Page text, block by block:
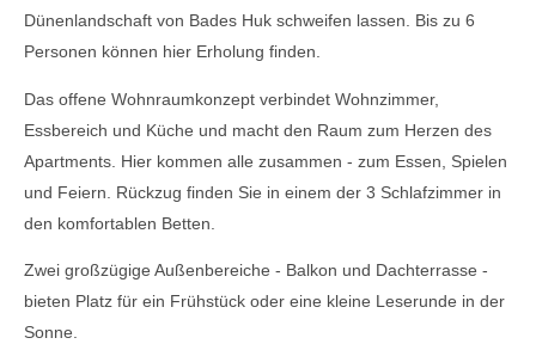
Dünenlandschaft von Bades Huk schweifen lassen. Bis zu 6
Personen können hier Erholung finden.
Das offene Wohnraumkonzept verbindet Wohnzimmer,
Essbereich und Küche und macht den Raum zum Herzen des
Apartments. Hier kommen alle zusammen - zum Essen, Spielen
und Feiern. Rückzug finden Sie in einem der 3 Schlafzimmer in
den komfortablen Betten.
Zwei großzügige Außenbereiche - Balkon und Dachterrasse -
bieten Platz für ein Frühstück oder eine kleine Leserunde in der
Sonne.